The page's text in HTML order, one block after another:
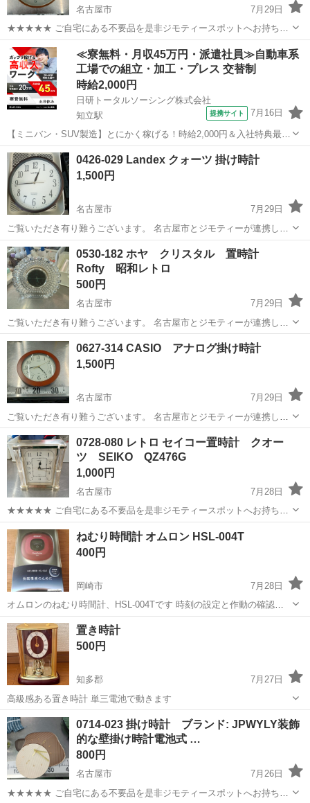
名古屋市
7月29日
★★★★★ ご自宅にある不要品を是非ジモティースポットへお持ち込
みしませんか？ 家電、趣味・スポーツ・レジャー用品、こども用品、
衣料服飾品、生活雑貨、家具、本、CD・DVDなどが無料でまとめて持
ち込めます！ ※詳細はこ...
愛知 名古屋市 時計 現地
≪寮無料・月収45万円・派遣社員≫自動車系
工場での組立・加工・プレス 交替制
時給2,000円
日研トータルソーシング株式会社
知立駅
提携サイト 7月16日
【ミニバン・SUV製造】とにかく稼げる！時給2,000円＆入社特典最大
20万円支給！／寮費無料＆生活備品付き／土日休み／未経験OK＆研修
あり◎ ミニバン・SUV製造 トヨタ車体各工場でのミニバン・SUV新
車製造に関わる諸作...
愛知 刈谷市
0426-029 Landex クォーツ 掛け時計
1,500円
名古屋市
7月29日
ご覧いただき有り難うございます。 名古屋市とジモティーが連携して
運営しています。 粗⼤ごみ等の減量を⽬的にまだ使えるものをリユー
スしています。 ★★★★★ ご自宅にある不要品を是非ジモティースポ
ットへお持...
愛知 名古屋市 Landex
0530-182 ホヤ クリスタル 置時計
Rofty 昭和レトロ
500円
名古屋市
7月29日
ご覧いただき有り難うございます。 名古屋市とジモティーが連携して
運営しています。 粗⼤ごみ等の減量を⽬的にまだ使えるものをリユー
スしています。 ★★★★★ ご自宅にある不要品を是非ジモティースポ
ットへお持...
愛知 名古屋市
0627-314 CASIO アナログ掛け時計
1,500円
名古屋市
7月29日
ご覧いただき有り難うございます。 名古屋市とジモティーが連携して
運営しています。 粗⼤ごみ等の減量を⽬的にまだ使えるものをリユー
スしています。 ★★★★★ ご自宅にある不要品を是非ジモティースポ
ットへお持...
愛知 名古屋市 リユース
0728-080 レトロ セイコー置時計 クオー
ツ SEIKO QZ476G
1,000円
名古屋市
7月28日
★★★★★ ご自宅にある不要品を是非ジモティースポットへお持ち込
みしませんか？ 家電、趣味・スポーツ・レジャー用品、こども用品、
衣料服飾品、生活雑貨、家具、本、CD・DVDなどが無料でまとめて持
ち込めます！ ※詳細はこ...
愛知 名古屋市 時計 セイコー
ねむり時間計 オムロン HSL-004T
400円
岡崎市
7月28日
オムロンのねむり時間計、HSL-004Tです 時刻の設定と作動の確認し
ました ねむり時間の作動確認は行っていません 古い品なので機能の保
証は致しかねます、ご了承ください 電池は付属していません 以下は
オ...
愛知 岡崎市 時計
置き時計
500円
知多郡
7月27日
高級感ある置き時計 単三電池で動きます
愛知 知多郡
0714-023 掛け時計 ブランド: JPWYLY装飾
的な壁掛け時計電池式 …
800円
名古屋市
7月26日
★★★★★ ご自宅にある不要品を是非ジモティースポットへお持ち込